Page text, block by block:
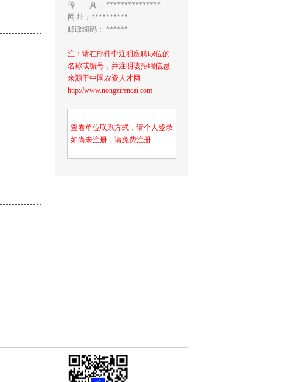
传 真： ***************
网 址：**********
邮政编码： ******
注：请在邮件中注明应聘职位的
名称或编号，并注明该招聘信息
来源于中国农资人才网
http://www.nongzirencai.com
查看单位联系方式，请个人登录
如尚未注册，请免费注册